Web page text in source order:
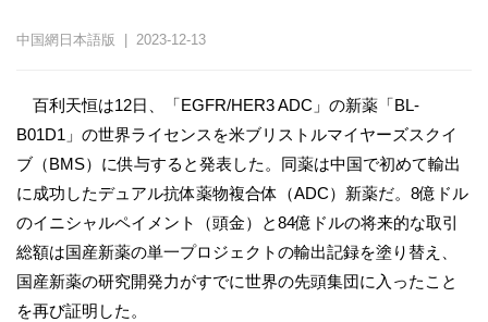
中国網日本語版 | 2023-12-13
百利天恒は12日、「EGFR/HER3 ADC」の新薬「BL-
B01D1」の世界ライセンスを米ブリストルマイヤーズスクイ
ブ（BMS）に供与すると発表した。同薬は中国で初めて輸出
に成功したデュアル抗体薬物複合体（ADC）新薬だ。8億ドル
のイニシャルペイメント（頭金）と84億ドルの将来的な取引
総額は国産新薬の単一プロジェクトの輸出記録を塗り替え、
国産新薬の研究開発力がすでに世界の先頭集団に入ったこと
を再び証明した。